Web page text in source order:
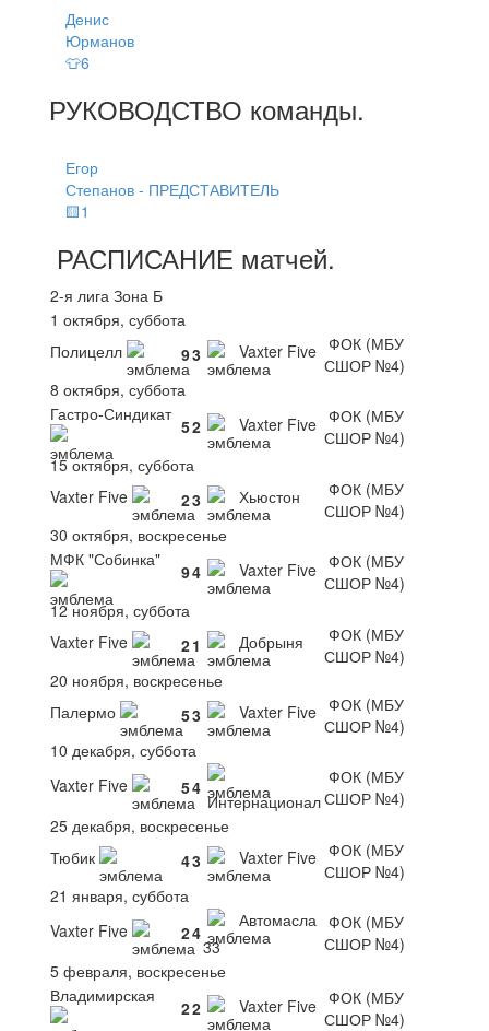
Денис
Юрманов
👕6
РУКОВОДСТВО команды.
Егор
Степанов - ПРЕДСТАВИТЕЛЬ
🟨1
РАСПИСАНИЕ матчей.
2-я лига Зона Б
1 октября, суббота
Полицелл
93 Vaxter Five ФОК (МБУ
СШОР №4)
8 октября, суббота
Гастро-Синдикат
52 Vaxter Five ФОК (МБУ
СШОР №4)
15 октября, суббота
Vaxter Five
23 Хьюстон
ФОК (МБУ
СШОР №4)
30 октября, воскресенье
МФК "Собинка"
94 Vaxter Five ФОК (МБУ
СШОР №4)
12 ноября, суббота
Vaxter Five
21 Добрыня
ФОК (МБУ
СШОР №4)
20 ноября, воскресенье
Палермо
53 Vaxter Five ФОК (МБУ
СШОР №4)
10 декабря, суббота
Vaxter Five
54
Интернационал
ФОК (МБУ
СШОР №4)
25 декабря, воскресенье
Тюбик
43 Vaxter Five ФОК (МБУ
СШОР №4)
21 января, суббота
Vaxter Five
24
Автомасла
33
ФОК (МБУ
СШОР №4)
5 февраля, воскресенье
Владимирская
22 Vaxter Five ФОК (МБУ
СШОР №4)